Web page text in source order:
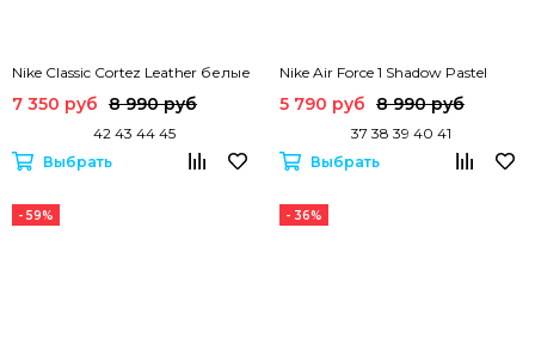
Nike Classic Cortez Leather белые
7 350 руб 8 990 руб
42 43 44 45
Выбрать
Nike Air Force 1 Shadow Pastel
5 790 руб 8 990 руб
37 38 39 40 41
Выбрать
- 59% - 36%